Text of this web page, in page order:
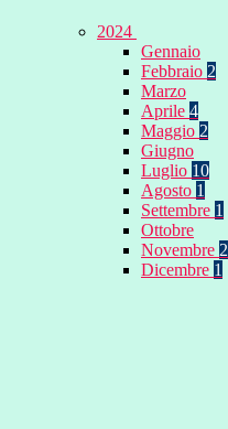
2024
Gennaio
Febbraio 2
Marzo
Aprile 4
Maggio 2
Giugno
Luglio 10
Agosto 1
Settembre 1
Ottobre
Novembre 2
Dicembre 1